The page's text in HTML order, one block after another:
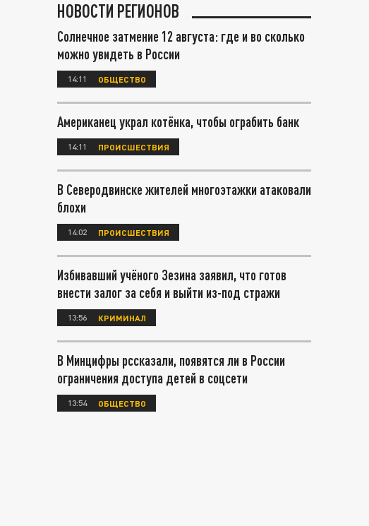
НОВОСТИ РЕГИОНОВ
Солнечное затмение 12 августа: где и во сколько
можно увидеть в России
14:11 ОБЩЕСТВО
Американец украл котёнка, чтобы ограбить банк
14:11 ПРОИСШЕСТВИЯ
В Северодвинске жителей многоэтажки атаковали
блохи
14:02 ПРОИСШЕСТВИЯ
Избивавший учёного Зезина заявил, что готов
внести залог за себя и выйти из-под стражи
13:56 КРИМИНАЛ
В Минцифры рссказали, появятся ли в России
ограничения доступа детей в соцсети
13:54 ОБЩЕСТВО